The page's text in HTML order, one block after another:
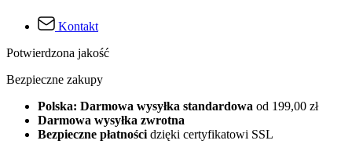
Kontakt
Potwierdzona jakość
Bezpieczne zakupy
Polska: Darmowa wysyłka standardowa od 199,00 zł
Darmowa wysyłka zwrotna
Bezpieczne płatności dzięki certyfikatowi SSL